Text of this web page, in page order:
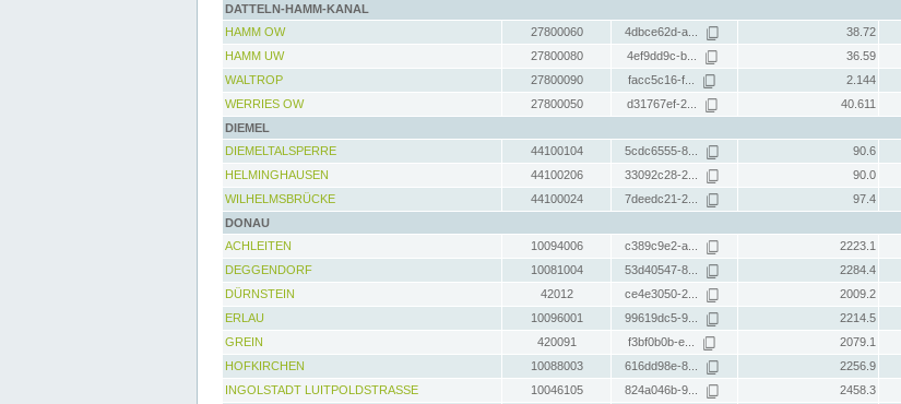
DATTELN-HAMM-KANAL
HAMM OW
27800060 4dbce62d-a... 38.72
HAMM UW
27800080 4ef9dd9c-b... 36.59
WALTROP
27800090 facc5c16-f... 2.144
WERRIES OW
27800050 d31767ef-2... 40.611
DIEMEL
DIEMELTALSPERRE
44100104 5cdc6555-8... 90.6
HELMINGHAUSEN
44100206 33092c28-2... 90.0
WILHELMSBRÜCKE
44100024 7deedc21-2... 97.4
DONAU
ACHLEITEN
10094006 c389c9e2-a... 2223.1
DEGGENDORF
10081004 53d40547-8... 2284.4
DÜRNSTEIN
42012 ce4e3050-2... 2009.2
ERLAU
10096001 99619dc5-9... 2214.5
GREIN
420091 f3bf0b0b-e... 2079.1
HOFKIRCHEN
10088003 616dd98e-8... 2256.9
INGOLSTADT LUITPOLDSTRASSE
10046105 824a046b-9... 2458.3